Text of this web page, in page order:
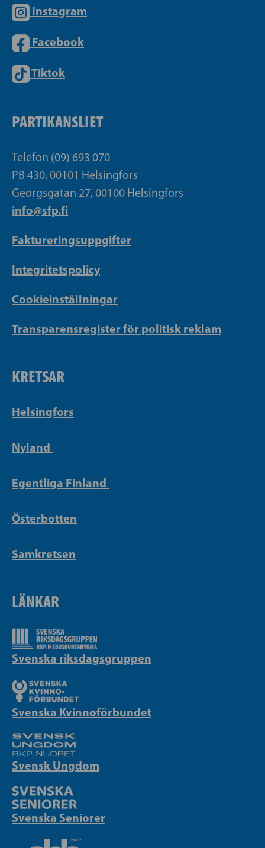
Instagram
Facebook
Tiktok
PARTIKANSLIET
Telefon (09) 693 070
PB 430, 00101 Helsingfors
Georgsgatan 27, 00100 Helsingfors
info@sfp.fi
Faktureringsuppgifter
Integritetspolicy
Cookieinställningar
Transparensregister för politisk reklam
KRETSAR
Helsingfors
Nyland
Egentliga Finland
Österbotten
Samkretsen
LÄNKAR
Svenska riksdagsgruppen
Svenska Kvinnoförbundet
Svensk Ungdom
Svenska Seniorer